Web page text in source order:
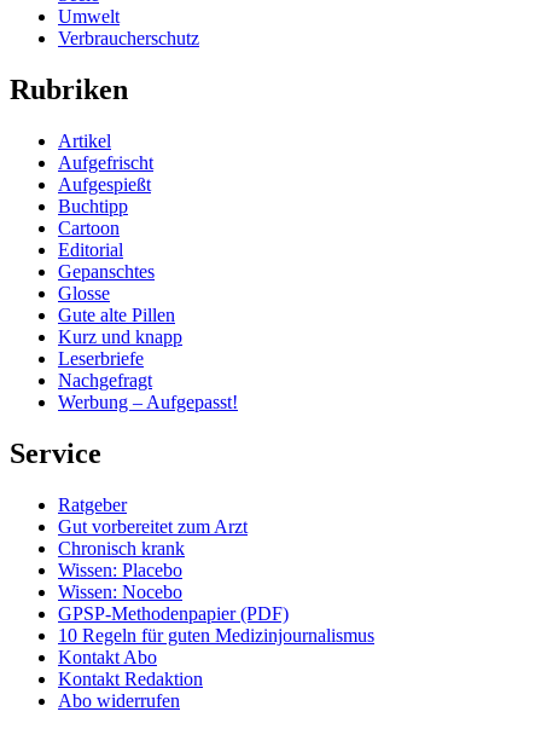
Umwelt
Verbraucherschutz
Rubriken
Artikel
Aufgefrischt
Aufgespießt
Buchtipp
Cartoon
Editorial
Gepanschtes
Glosse
Gute alte Pillen
Kurz und knapp
Leserbriefe
Nachgefragt
Werbung – Aufgepasst!
Service
Ratgeber
Gut vorbereitet zum Arzt
Chronisch krank
Wissen: Placebo
Wissen: Nocebo
GPSP-Methodenpapier (PDF)
10 Regeln für guten Medizinjournalismus
Kontakt Abo
Kontakt Redaktion
Abo widerrufen